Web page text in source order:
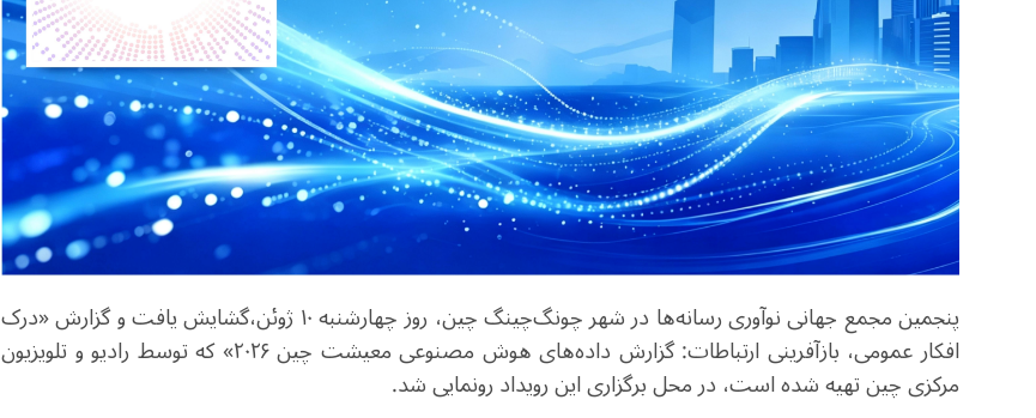
پنجمین مجمع جهانی نوآوری رسانه‌‌ها در شهر چونگ‌چینگ چین، روز چهارشنبه ۱۰ ژوئن،گشایش یافت و گزارش «درک
افکار عمومی، بازآفرینی ارتباطات: گزارش داده‌های هوش مصنوعی معیشت چین ۲۰۲۶»​ که توسط رادیو و تلویزیون
مرکزی چین تهیه شده است، در محل برگزاری این رویداد رونمایی شد.